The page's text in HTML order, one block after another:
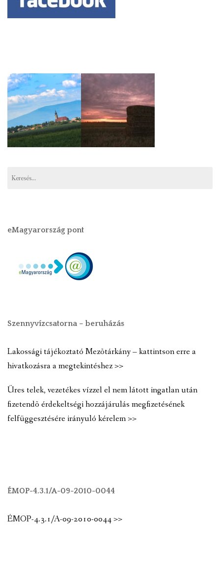
eMagyarország pont
Szennyvízcsatorna – beruházás
Lakossági tájékoztató Mezõtárkány – kattintson erre a
hivatkozásra a megtekintéshez >>
Üres telek, vezetékes vízzel el nem látott ingatlan után
fizetendõ érdekeltségi hozzájárulás megfizetésének
felfüggesztésére irányuló kérelem >>
ÉMOP-4.3.1/A-09-2010-0044
ÉMOP-4.3.1/A-09-2010-0044 >>